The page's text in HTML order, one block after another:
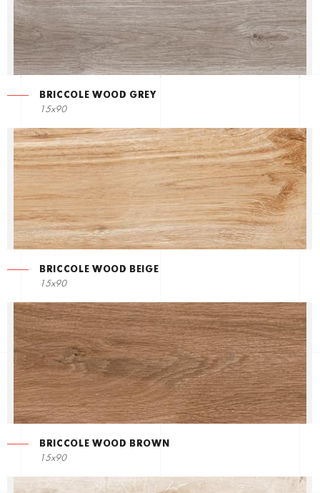
BRICCOLE WOOD GREY
15x90
BRICCOLE WOOD BEIGE
15x90
BRICCOLE WOOD BROWN
15x90